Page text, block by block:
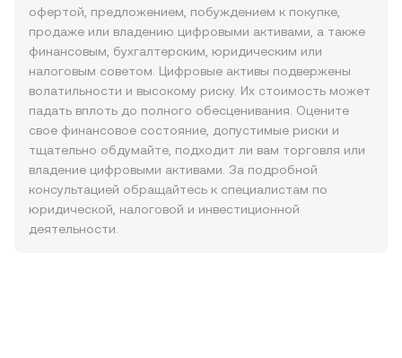
офертой, предложением, побуждением к покупке,
продаже или владению цифровыми активами, а также
финансовым, бухгалтерским, юридическим или
налоговым советом. Цифровые активы подвержены
волатильности и высокому риску. Их стоимость может
падать вплоть до полного обесценивания. Оцените
свое финансовое состояние, допустимые риски и
тщательно обдумайте, подходит ли вам торговля или
владение цифровыми активами. За подробной
консультацией обращайтесь к специалистам по
юридической, налоговой и инвестиционной
деятельности.